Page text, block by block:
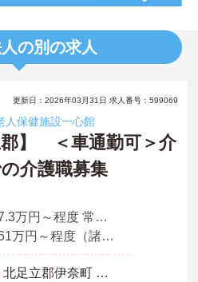
の別の求人
更新日：2026年03月31日 求人番号：599069
保健施設一心館
郡】 ＜車通勤可＞介
介護職募集
月収 17.3万円～程度 常勤モデル
年収 261万円～程度（諸手当込み） 常勤モデル
埼玉県 北足立郡伊奈町 北足立郡小室8113